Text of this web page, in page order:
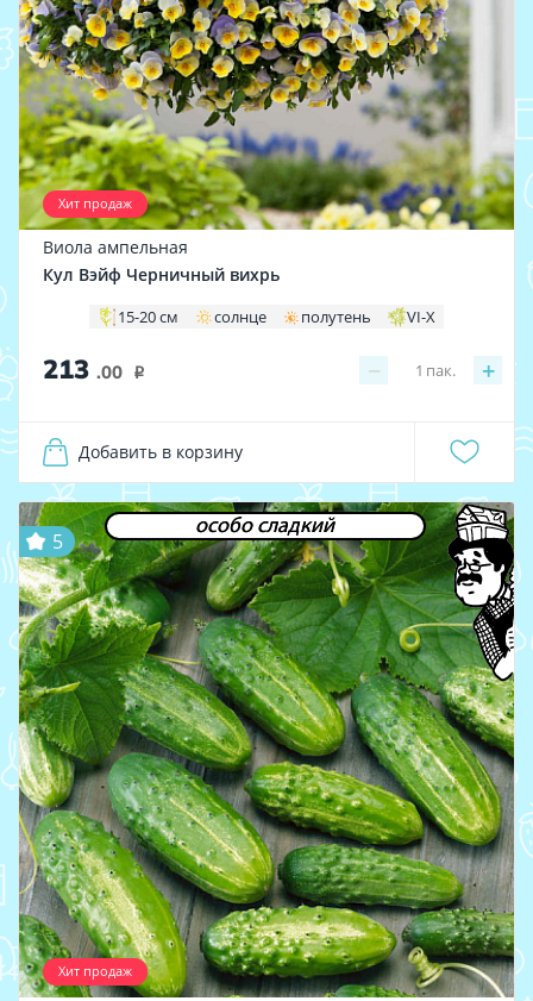
Хит продаж
Виола ампельная
Кул Вэйф Черничный вихрь
15-20 см солнце полутень VI-X
213 .00 i − +
1 пак.
Добавить в корзину
особо сладкий
Хит продаж
5